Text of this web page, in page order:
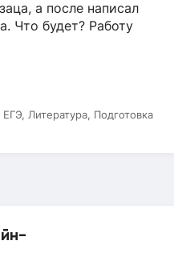
а после написал
Что будет? Работу
ЕГЭ, Литература, Подготовка